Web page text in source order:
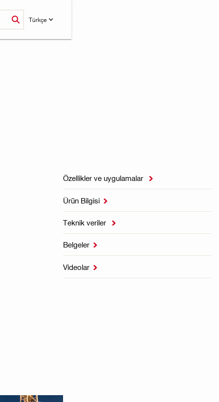
Türkçe
Özellikler ve uygulamalar 
Ürün Bilgisi 
Teknik veriler 
Belgeler 
Videolar 